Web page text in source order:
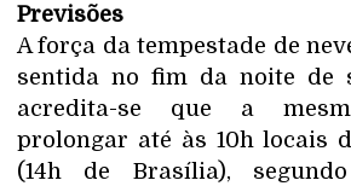
Previsões
A força da tempestade de
sentida no fim da noite de
acredita-se que a
prolongar até às 10h locais
(14h de Brasília),